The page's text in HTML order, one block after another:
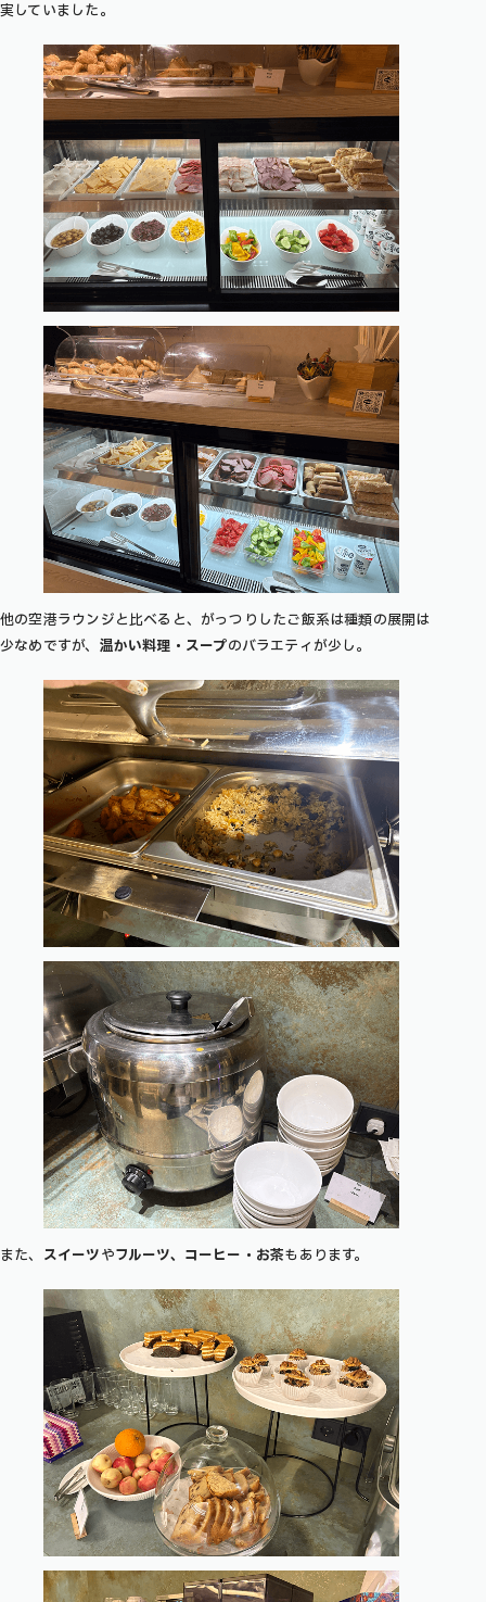
実していました。
他の空港ラウンジと比べると、がっつりしたご飯系は種類の展開は
少なめですが、 温かい料理・スープのバラエティが少し。
また、 スイーツやフルーツ、コーヒー・お茶もあります。